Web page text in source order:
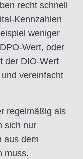
recht schnell
Kennzahlen
weniger
Wert, oder
der DIO-Wert
vereinfacht
regelmäßig als
sich nur
aus dem
muss.